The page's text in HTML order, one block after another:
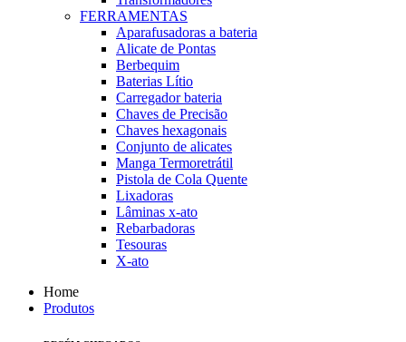
FERRAMENTAS
Aparafusadoras a bateria
Alicate de Pontas
Berbequim
Baterias Lítio
Carregador bateria
Chaves de Precisão
Chaves hexagonais
Conjunto de alicates
Manga Termoretrátil
Pistola de Cola Quente
Lixadoras
Lâminas x-ato
Rebarbadoras
Tesouras
X-ato
Home
Produtos